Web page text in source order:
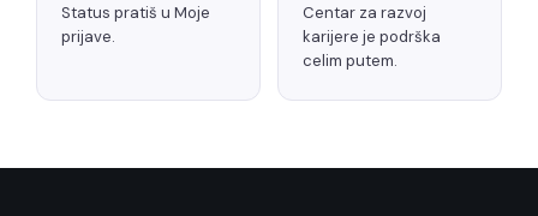
Status pratiš u Moje
prijave.
Centar za razvoj
karijere je podrška
celim putem.